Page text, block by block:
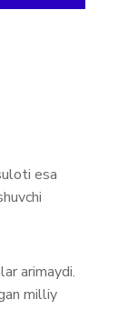
esa
arimaydi.
milliy